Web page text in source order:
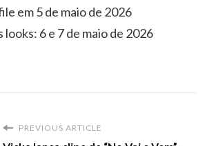
em 5 de maio de 2026
looks: 6 e 7 de maio de 2026
PREVIOUS ARTICLE